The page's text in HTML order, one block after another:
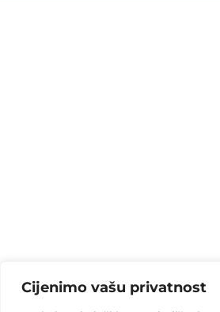
Cijenimo vašu privatnost